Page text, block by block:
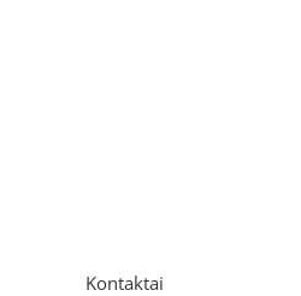
Kontaktai